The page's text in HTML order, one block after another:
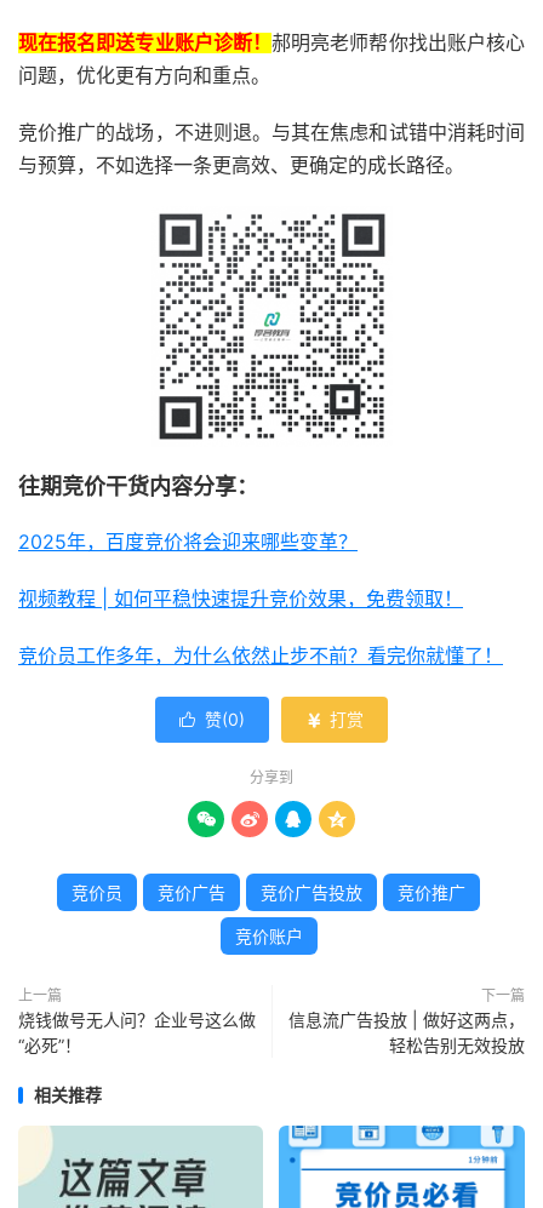
现在报名即送专业账户诊断！郝明亮老师帮你找出账户核心
问题，优化更有方向和重点。
竞价推广的战场，不进则退。与其在焦虑和试错中消耗时间
与预算，不如选择一条更高效、更确定的成长路径。
往期竞价干货内容分享：
2025年，百度竞价将会迎来哪些变革？
视频教程 | 如何平稳快速提升竞价效果，免费领取！
竞价员工作多年，为什么依然止步不前？看完你就懂了！
 赞(0)  打赏
分享到
   
竞价员 竞价广告 竞价广告投放 竞价推广
竞价账户
上一篇
烧钱做号无人问？企业号这么做
“必死”！
下一篇
信息流广告投放 | 做好这两点，
轻松告别无效投放
相关推荐